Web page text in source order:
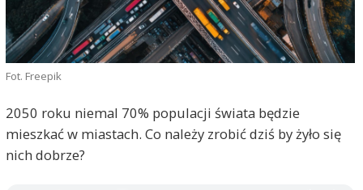
Fot. Freepik
2050 roku niemal 70% populacji świata będzie
mieszkać w miastach. Co należy zrobić dziś by żyło się
nich dobrze?